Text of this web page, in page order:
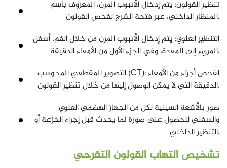
تنظير القولون: يتم إدخال الأنبوب المرن، المعروف باسم
المنظار الداخلي، عبر فتحة الشرج لفحص القولون.
التنظير العلوي: يتم إدخال الأنبوب المرن من خلال الفم، أسفل
المريء إلى المعدة، وفي الجزء الأول من الأمعاء الدقيقة.
التصوير المقطعي المحوسب (CT): لفحص أجزاء من الأمعاء
الدقيقة التي لا يمكن الوصول إليها من خلال تنظير القولون.
صور بالأشعة السينية لكل من الجهاز الهضمي العلوي
والسفلي للحصول على صورة لما يحدث قبل إجراء الخزعة أو
التنظير الداخلي.
تشخيص التهاب القولون التقرحي